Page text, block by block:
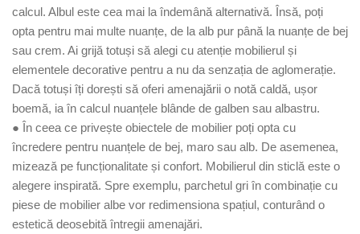
calcul. Albul este cea mai la îndemână alternativă. Însă, poți
opta pentru mai multe nuanțe, de la alb pur până la nuanțe de bej
sau crem. Ai grijă totuși să alegi cu atenție mobilierul și
elementele decorative pentru a nu da senzația de aglomerație.
Dacă totuși îți dorești să oferi amenajării o notă caldă, ușor
boemă, ia în calcul nuanțele blânde de galben sau albastru.
● În ceea ce privește obiectele de mobilier poți opta cu
încredere pentru nuanțele de bej, maro sau alb. De asemenea,
mizează pe funcționalitate și confort. Mobilierul din sticlă este o
alegere inspirată. Spre exemplu, parchetul gri în combinație cu
piese de mobilier albe vor redimensiona spațiul, conturând o
estetică deosebită întregii amenajări.